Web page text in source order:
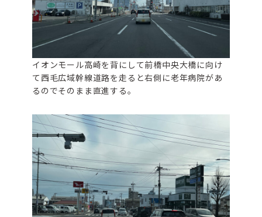
イオンモール高崎を背にして前橋中央大橋に向け
て西毛広域幹線道路を走ると右側に老年病院があ
るのでそのまま直進する。